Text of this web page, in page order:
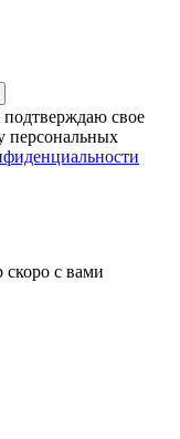
подтверждаю свое
персональных
с вами